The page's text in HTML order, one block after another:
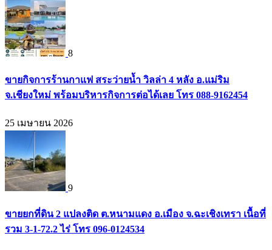
8
ขายกิจการร้านกาแฟ สระว่ายน้ำ วิลล่า 4 หลัง อ.แม่ริม
จ.เชียงใหม่ พร้อมบริหารกิจการต่อได้เลย โทร 088-9162454
25 เมษายน 2026
9
ขายยกที่ดิน 2 แปลงติด ต.หนามแดง อ.เมือง จ.ฉะเชิงเทรา เนื้อที่
รวม 3-1-72.2 ไร่ โทร 096-0124534